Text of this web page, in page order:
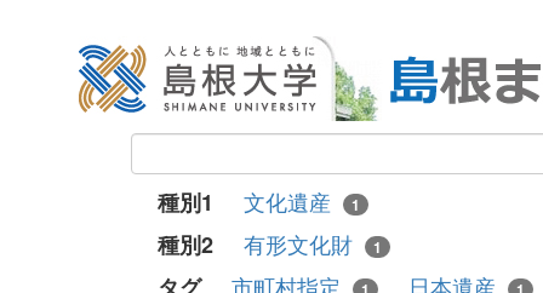
種別1 文化遺産 1
種別2 有形文化財 1
市町村指定 日本遺産